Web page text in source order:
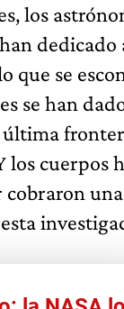
los
que se
se han
última
los cuerpos